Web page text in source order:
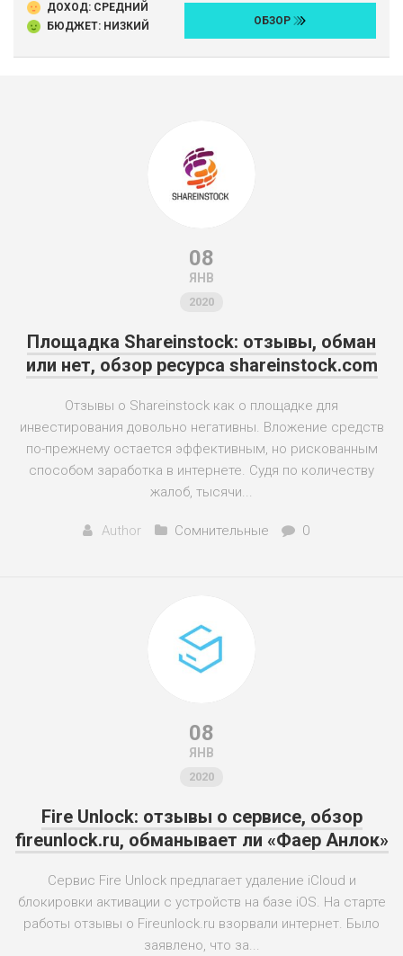
ДОХОД: СРЕДНИЙ
БЮДЖЕТ: НИЗКИЙ
ОБЗОР
08
ЯНВ
2020
Площадка Shareinstock: отзывы, обман
или нет, обзор ресурса shareinstock.com
Отзывы о Shareinstock как о площадке для
инвестирования довольно негативны. Вложение средств
по-прежнему остается эффективным, но рискованным
способом заработка в интернете. Судя по количеству
жалоб, тысячи...
Author Сомнительные 0
08
ЯНВ
2020
Fire Unlock: отзывы о сервисе, обзор
fireunlock.ru, обманывает ли «Фаер Анлок»
Сервис Fire Unlock предлагает удаление iCloud и
блокировки активации с устройств на базе iOS. На старте
работы отзывы о Fireunlock.ru взорвали интернет. Было
заявлено, что за...